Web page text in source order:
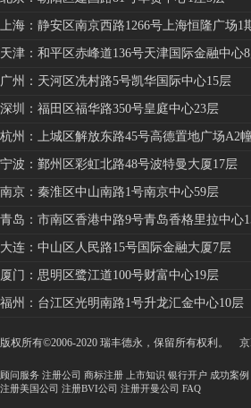
上海：静安区南京西路1266号上海恒隆广场1
天津：和平区赤峰道136号天津国际金融中心
广州：天河区冼村路5号凯华国际中心15层
深圳：福田区福华路350号皇庭中心23层
杭州：上城区解放东路45号高德置地广场A2
宁波：鄞州区彩虹北路48号波特曼大厦17层
南京：秦淮区中山南路1号南京中心59层
青岛：市南区香港中路9号青岛香格里拉中心
大连：中山区人民路15号国际金融大厦7层
厦门：思明区鹭江道100号财富中心19层
福州：台江区光明南路1号升龙汇金中心10层
版权所有©2006-2020 瑞丰德永，保留所有权利。
顾问服务 注册公司 商标注册 上市知识 银行开户 成功案例
注册美国公司 注册BVI公司 注册开曼公司 FAQ